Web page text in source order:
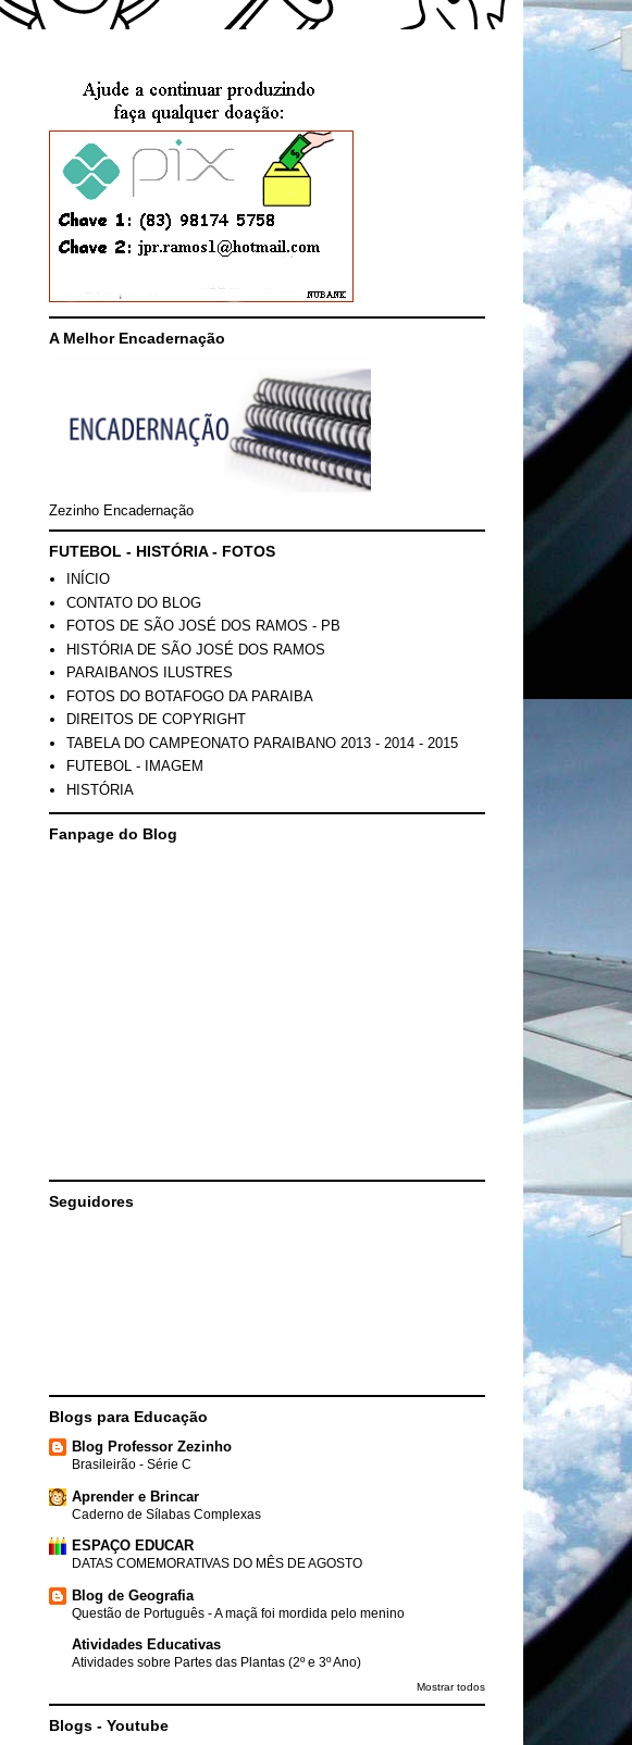
A Melhor Encadernação
Zezinho Encadernação
FUTEBOL - HISTÓRIA - FOTOS
INÍCIO
CONTATO DO BLOG
FOTOS DE SÃO JOSÉ DOS RAMOS - PB
HISTÓRIA DE SÃO JOSÉ DOS RAMOS
PARAIBANOS ILUSTRES
FOTOS DO BOTAFOGO DA PARAIBA
DIREITOS DE COPYRIGHT
TABELA DO CAMPEONATO PARAIBANO 2013 - 2014 - 2015
FUTEBOL - IMAGEM
HISTÓRIA
Fanpage do Blog
Seguidores
Blogs para Educação
Blog Professor Zezinho
Brasileirão - Série C
Aprender e Brincar
Caderno de Sílabas Complexas
ESPAÇO EDUCAR
DATAS COMEMORATIVAS DO MÊS DE AGOSTO
Blog de Geografia
Questão de Português - A maçã foi mordida pelo menino
Atividades Educativas
Atividades sobre Partes das Plantas (2º e 3º Ano)
Mostrar todos
Blogs - Youtube